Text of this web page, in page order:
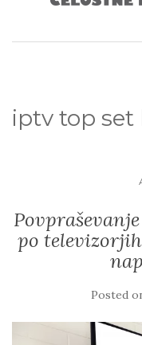
iptv top set
po
Posted